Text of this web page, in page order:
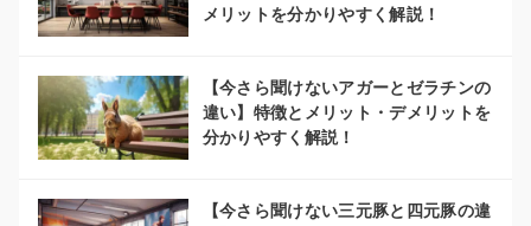
メリットを分かりやすく解説！
【今さら聞けないアガーとゼラチンの
違い】特徴とメリット・デメリットを
分かりやすく解説！
【今さら聞けない三元豚と四元豚の違